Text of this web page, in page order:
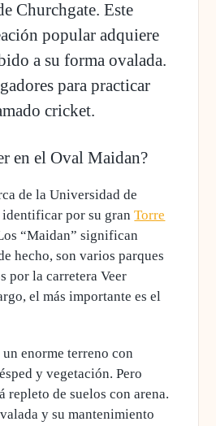
Churchgate. Este
popular adquiere
a su forma ovalada.
para practicar
cricket.
en el Oval Maidan?
de la Universidad de
identificar por su granTorre
“Maidan” significan
hecho, son varios parques
por la carretera Veer
el más importante es el
un enorme terreno con
y vegetación. Pero
repleto de suelos con arena.
y su mantenimiento